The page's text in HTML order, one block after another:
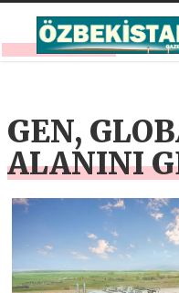
GEN,
ALANINI